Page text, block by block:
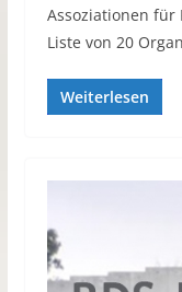
Assoziationen für
Liste von 20
Weiterlesen